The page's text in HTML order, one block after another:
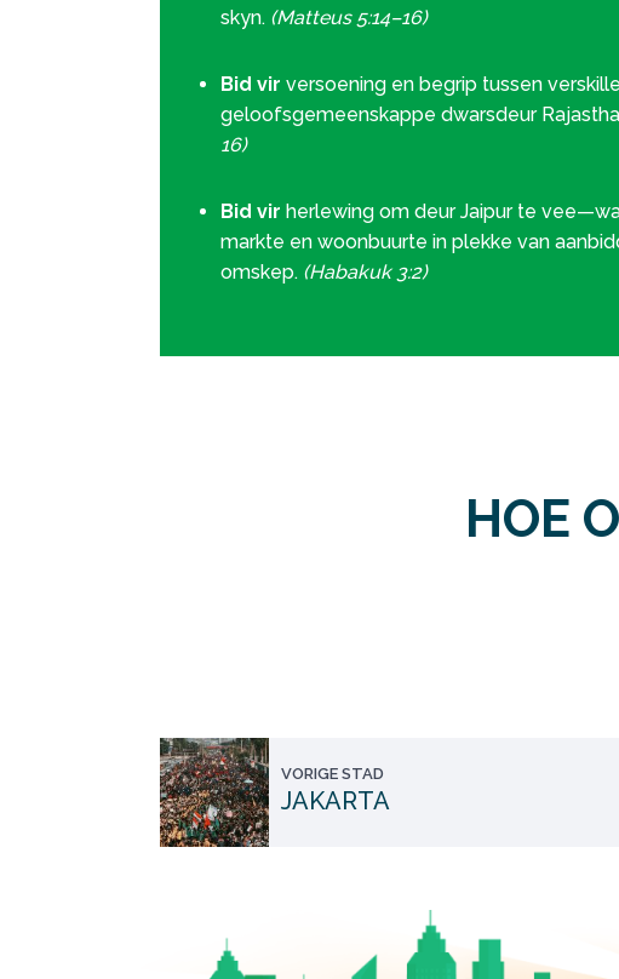
skyn. (Matteus 5:14–16)
Bid vir versoening en begrip tussen
geloofsgemeenskappe dwarsdeur
16)
Bid vir herlewing om deur Jaipur te
markte en woonbuurte in plekke van
omskep. (Habakuk 3:2)
HOE
VORIGE STAD
JAKARTA